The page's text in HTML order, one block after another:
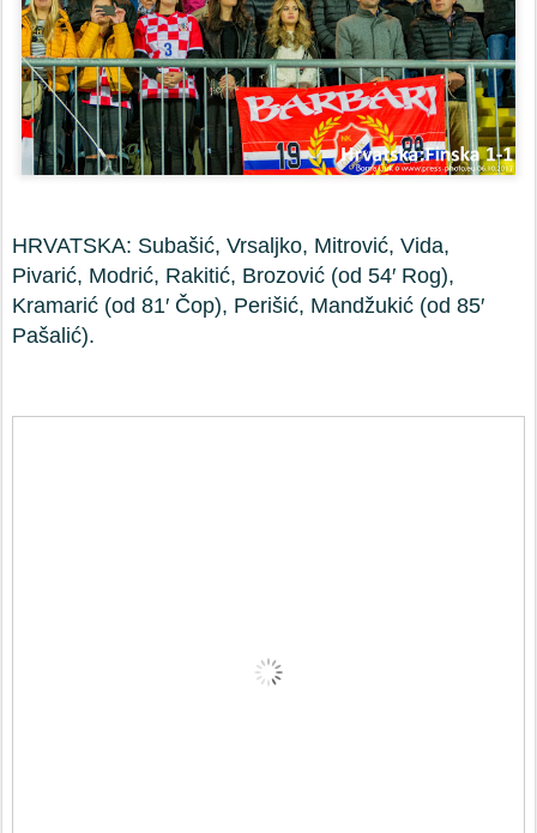
HRVATSKA: Subašić, Vrsaljko, Mitrović, Vida,
Pivarić, Modrić, Rakitić, Brozović (od 54′ Rog),
Kramarić (od 81′ Čop), Perišić, Mandžukić (od 85′
Pašalić).